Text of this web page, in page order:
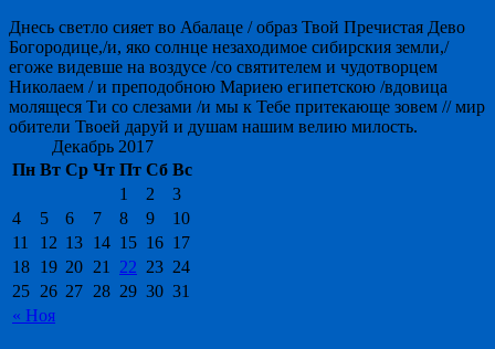
Днесь светло сияет во Абалаце / образ Твой Пречистая Дево
Богородице,/и, яко солнце незаходимое сибирския земли,/
егоже видевше на воздусе /со святителем и чудотворцем
Николаем / и преподобною Мариею египетскою /вдовица
молящеся Ти со слезами /и мы к Тебе притекающе зовем // мир
обители Твоей даруй и душам нашим велию милость.
Декабрь 2017
Пн Вт Ср Чт Пт Сб Вс
« Ноя
1 2
3
4
5 6 7 8 9
10
11
12 13 14 15 16 17
18 19 20 21 22 23 24
25 26 27 28 29 30 31